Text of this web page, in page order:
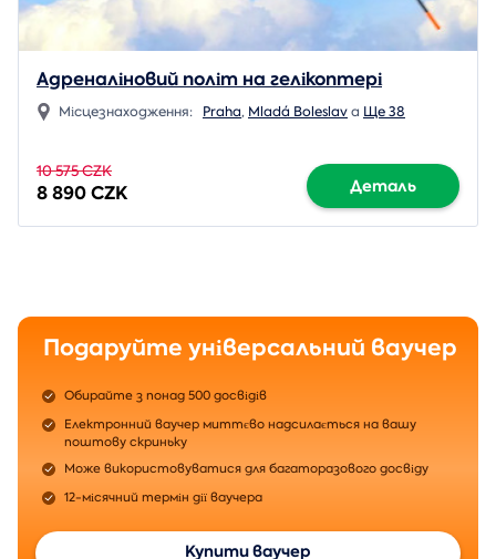
Адреналіновий політ на гелікоптері
Місцезнаходження: Praha, Mladá Boleslava Ще 38
10 575 CZK
8 890 CZK Деталь
Подаруйте універсальний ваучер
Обирайте з понад 500 досвідів
Електронний ваучер миттєво надсилається на вашу
поштову скриньку
Може використовуватися для багаторазового досвіду
12-місячний термін дії ваучера
Купити ваучер